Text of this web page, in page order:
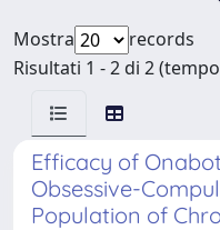
Mostra
records
Risultati 1 - 2 di 2
Efficacy of
Obsessive-
Population of